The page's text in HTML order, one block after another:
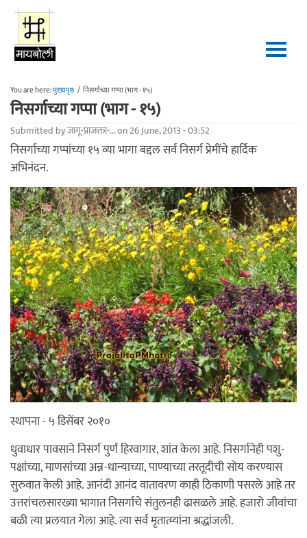
Skip to main content
You are here:मुख्यपृष्ठ / निसर्गाच्या गप्पा (भाग - १५)
निसर्गाच्या गप्पा (भाग - १५)
Submitted byजागू-प्राजक्ता-...on 26 June, 2013 - 03:52
निसर्गाच्या गप्पांच्या १५ व्या भागा बद्दल सर्व निसर्ग प्रेमींचे हार्दिक
अभिनंदन.
स्थापना - ५ डिसेंबर २०१०
धुवाधार पावसाने निसर्ग पुर्ण हिरवागार, शांत केला आहे. निसर्गानेही पशु-
पक्षांच्या, माणसांच्या अन्न-धान्याच्या, पाण्याच्या तरतूदीची सोय करण्यास
सुरुवात केली आहे. आनंदी आनंद वातावरण काही ठिकाणी पसरले आहे तर
उत्तरांचलसारख्या भागात निसर्गाचे संतुलनही ढासळले आहे. हजारो जीवांचा
बळी त्या प्रलयात गेला आहे. त्या सर्व मृतात्म्यांना श्रद्धांजली.